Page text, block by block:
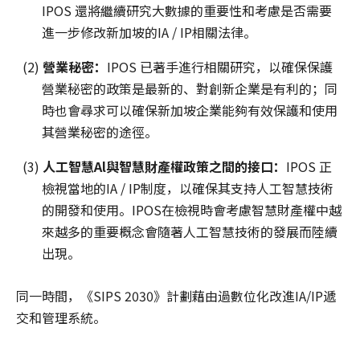
IPOS 還將繼續研究大數據的重要性和考慮是否需要
進一步修改新加坡的IA / IP相關法律。
(2) 營業秘密： IPOS 已著手進行相關研究，以確保保護
營業秘密的政策是最新的、對創新企業是有利的；同
時也會尋求可以確保新加坡企業能夠有效保護和使用
其營業秘密的途徑。
(3) 人工智慧Al與智慧財產權政策之間的接口： IPOS 正
檢視當地的IA / IP制度，以確保其支持人工智慧技術
的開發和使用。IPOS在檢視時會考慮智慧財產權中越
來越多的重要概念會隨著人工智慧技術的發展而陸續
出現。
同一時間，《SIPS 2030》計劃藉由過數位化改進IA/IP遞
交和管理系統。